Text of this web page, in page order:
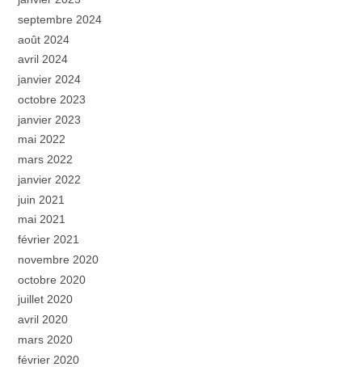
septembre 2024
août 2024
avril 2024
janvier 2024
octobre 2023
janvier 2023
mai 2022
mars 2022
janvier 2022
juin 2021
mai 2021
février 2021
novembre 2020
octobre 2020
juillet 2020
avril 2020
mars 2020
février 2020